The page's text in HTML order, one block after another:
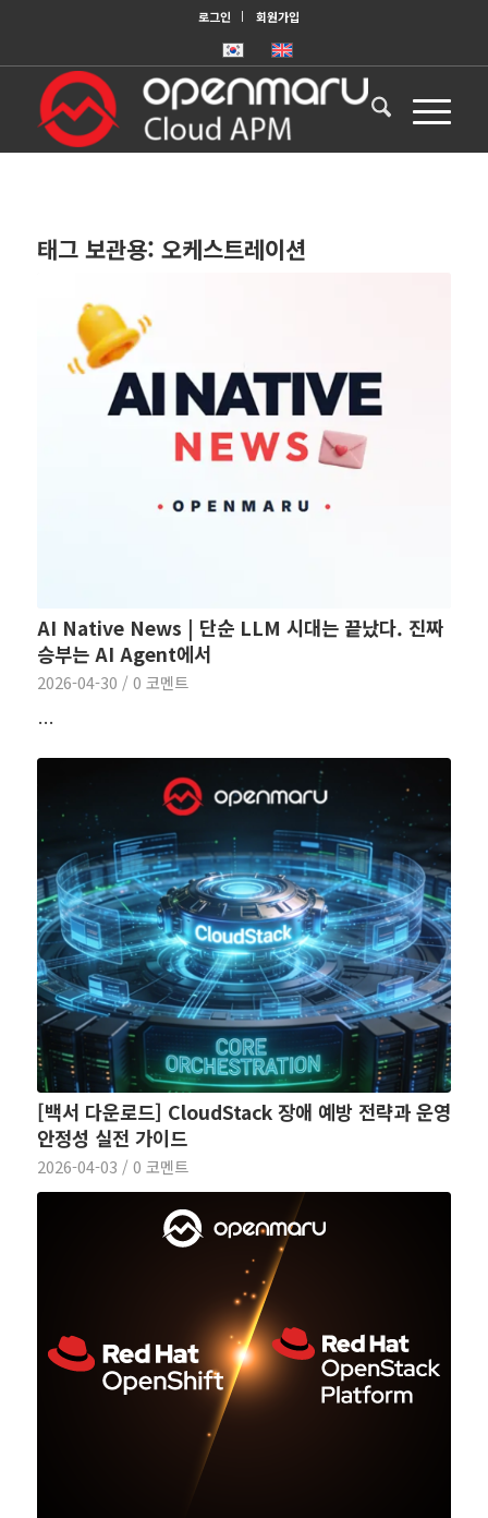
로그인 회원가입
태그 보관용: 오케스트레이션
AI Native News | 단순 LLM 시대는 끝났다. 진짜
승부는 AI Agent에서
2026-04-30 / 0 코멘트
…
[백서 다운로드] CloudStack 장애 예방 전략과 운영
안정성 실전 가이드
2026-04-03 / 0 코멘트